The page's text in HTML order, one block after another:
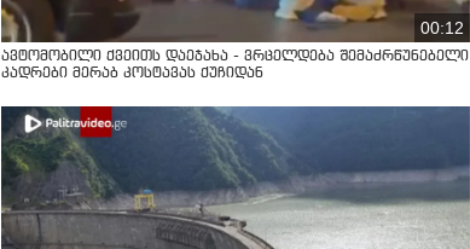
00:12
ავტომობილი ქვეითს დაეჯახა - ვრცელდება შემაძრწუნებელი
კადრები მერაბ კოსტავას ქუჩიდან